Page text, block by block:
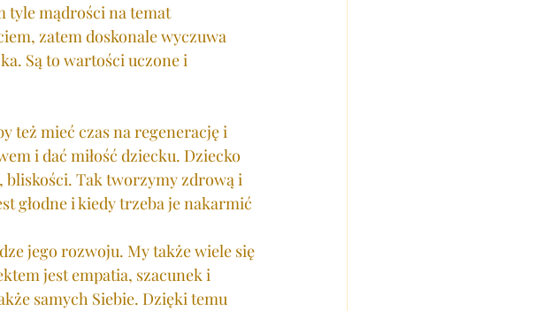
tyle mądrości na temat
zatem doskonale wyczuwa
Są to wartości uczone i
też mieć czas na regenerację i
i dać miłość dziecku. Dziecko
bliskości. Tak tworzymy zdrową i
głodne i kiedy trzeba je nakarmić
jego rozwoju. My także wiele się
jest empatia, szacunek i
samych Siebie. Dzięki temu